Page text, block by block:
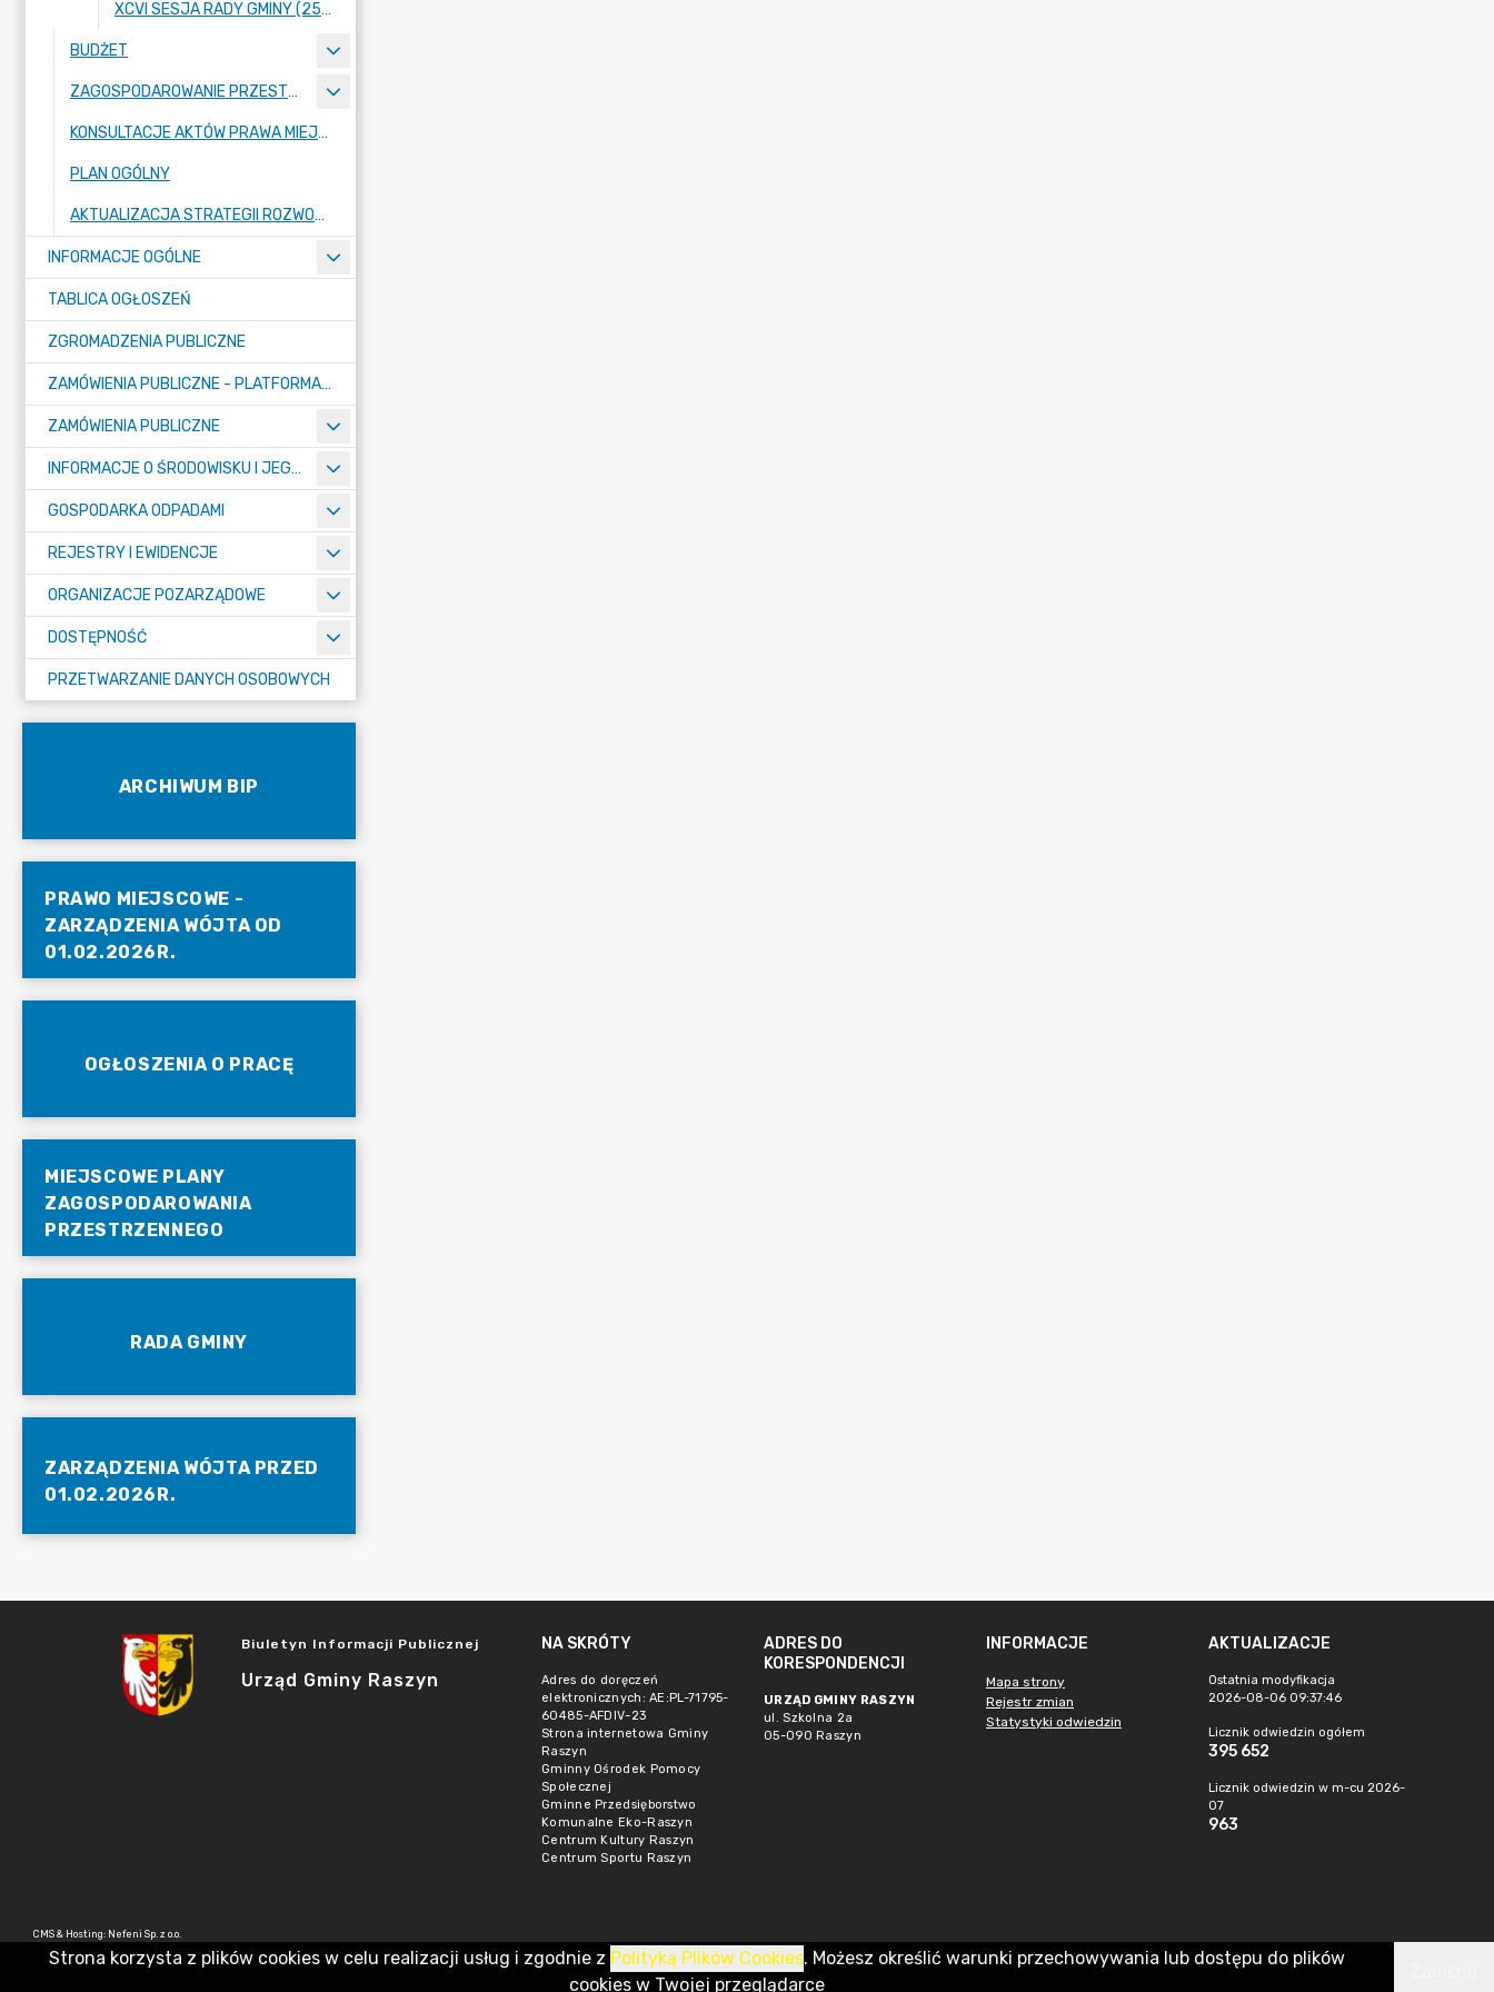
XCVI SESJA RADY GMINY (25 KWIETNIA 2024 ROKU)
BUDŻET
ZAGOSPODAROWANIE PRZESTRZENNE
KONSULTACJE AKTÓW PRAWA MIEJSCOWEGO I INNYCH AKTÓW PRAWNYCH
PLAN OGÓLNY
AKTUALIZACJA STRATEGII ROZWOJU GMINY RASZYN
INFORMACJE OGÓLNE
TABLICA OGŁOSZEŃ
ZGROMADZENIA PUBLICZNE
ZAMÓWIENIA PUBLICZNE - PLATFORMA ZAKUPOWA (OD 01.05.2025R.)
ZAMÓWIENIA PUBLICZNE
INFORMACJE O ŚRODOWISKU I JEGO OCHRONIE
GOSPODARKA ODPADAMI
REJESTRY I EWIDENCJE
ORGANIZACJE POZARZĄDOWE
DOSTĘPNOŚĆ
PRZETWARZANIE DANYCH OSOBOWYCH
ARCHIWUM BIP
PRAWO MIEJSCOWE -
ZARZĄDZENIA WÓJTA OD
01.02.2026R.
OGŁOSZENIA O PRACĘ
MIEJSCOWE PLANY
ZAGOSPODAROWANIA
PRZESTRZENNEGO
RADA GMINY
ZARZĄDZENIA WÓJTA PRZED
01.02.2026R.
Biuletyn Informacji Publicznej
Urząd Gminy Raszyn
NA SKRÓTY
Adres do doręczeń
elektronicznych: AE:PL-71795-
60485-AFDIV-23
Strona internetowa Gminy
Raszyn
Gminny Ośrodek Pomocy
Społecznej
Gminne Przedsięborstwo
Komunalne Eko-Raszyn
Centrum Kultury Raszyn
Centrum Sportu Raszyn
ADRES DO
KORESPONDENCJI
URZĄD GMINY RASZYN
ul. Szkolna 2a
05-090 Raszyn
INFORMACJE
Mapa strony
Rejestr zmian
Statystyki odwiedzin
AKTUALIZACJE
Ostatnia modyfikacja
2026-08-06 09:37:46
Licznik odwiedzin ogółem
395 652
Licznik odwiedzin w m-cu 2026-
07
963
CMS & Hosting: Nefeni Sp. z o.o.
Strona korzysta z plików cookies w celu realizacji usług i zgodnie z Polityką Plików Cookies. Możesz określić warunki przechowywania lub dostępu do plików
cookies w Twojej przeglądarce